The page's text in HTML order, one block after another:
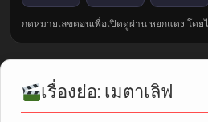
กดหมายเลขตอนเพื่อเปิดดูผ่าน หยกแดง โดย
เรื่องย่อ: เมตาเลิฟ